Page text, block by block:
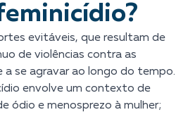
evitáveis, que resultam de
de violências contra as
a se agravar ao longo do tempo.
envolve um contexto de
ódio e menosprezo à mulher;